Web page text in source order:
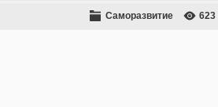
Саморазвитие 623